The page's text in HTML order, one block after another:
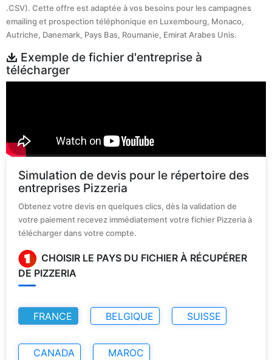
.CSV). Cette offre est adaptée à vos besoins pour les campagnes
emailing et prospection téléphonique en Luxembourg, Monaco,
Autriche, Danemark, Pays Bas, Roumanie, Emirat Arabes Unis.
Exemple de fichier d'entreprise à
télécharger
Simulation de devis pour le répertoire des
entreprises Pizzeria
Obtenez votre devis en quelques clics, dès la validation de
votre paiement recevez immédiatement votre fichier Pizzeria à
télécharger dans votre compte.
CHOISIR LE PAYS DU FICHIER À RÉCUPÉRER
DE PIZZERIA
FRANCE BELGIQUE SUISSE
CANADA MAROC